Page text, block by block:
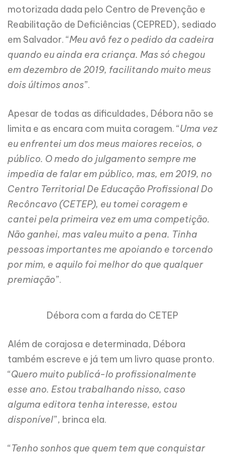
motorizada dada pelo Centro de Prevenção e
Reabilitação de Deficiências (CEPRED), sediado
em Salvador. “Meu avô fez o pedido da cadeira
quando eu ainda era criança. Mas só chegou
em dezembro de 2019, facilitando muito meus
dois últimos anos”.
Apesar de todas as dificuldades, Débora não se
limita e as encara com muita coragem. “Uma vez
eu enfrentei um dos meus maiores receios, o
público. O medo do julgamento sempre me
impedia de falar em público, mas, em 2019, no
Centro Territorial De Educação Profissional Do
Recôncavo (CETEP), eu tomei coragem e
cantei pela primeira vez em uma competição.
Não ganhei, mas valeu muito a pena. Tinha
pessoas importantes me apoiando e torcendo
por mim, e aquilo foi melhor do que qualquer
premiação”.
Débora com a farda do CETEP
Além de corajosa e determinada, Débora
também escreve e já tem um livro quase pronto.
“Quero muito publicá-lo profissionalmente
esse ano. Estou trabalhando nisso, caso
alguma editora tenha interesse, estou
disponível”, brinca ela.
“Tenho sonhos que quem tem que conquistar